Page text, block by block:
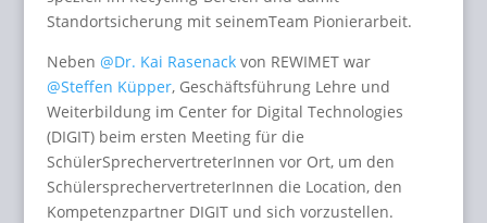
Standortsicherung mit seinemTeam Pionierarbeit.
Neben @Dr. Kai Rasenackvon REWIMET war
@Steffen Küpper, Geschäftsführung Lehre und
Weiterbildung im Center for Digital Technologies
(DIGIT) beim ersten Meeting für die
SchülerSprechervertreterInnen vor Ort, um den
SchülersprechervertreterInnen die Location, den
Kompetenzpartner DIGIT und sich vorzustellen.